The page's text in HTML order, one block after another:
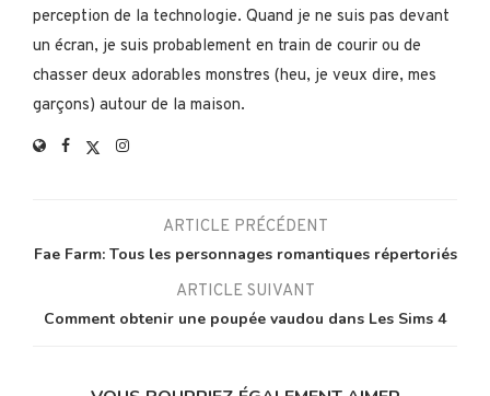
perception de la technologie. Quand je ne suis pas devant
un écran, je suis probablement en train de courir ou de
chasser deux adorables monstres (heu, je veux dire, mes
garçons) autour de la maison.
ARTICLE PRÉCÉDENT
Fae Farm: Tous les personnages romantiques répertoriés
ARTICLE SUIVANT
Comment obtenir une poupée vaudou dans Les Sims 4